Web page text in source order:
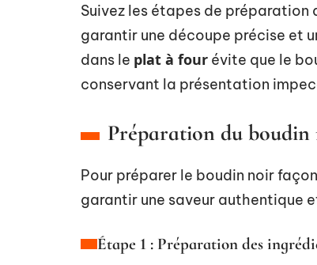
Suivez les étapes de préparation
garantir une découpe précise et
dans le plat à four évite que le
conservant la présentation
Préparation du
Pour préparer le boudin noir
garantir une saveur authentique
Étape 1 : Préparation des